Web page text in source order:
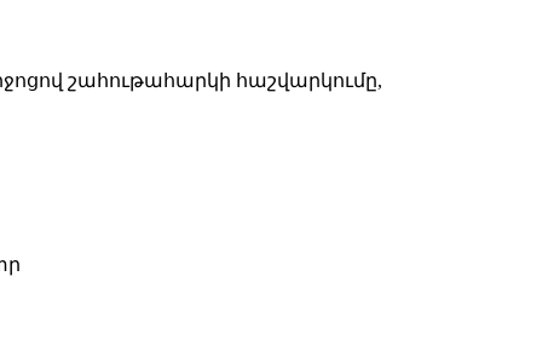
շահութահարկի հաշվարկումը,